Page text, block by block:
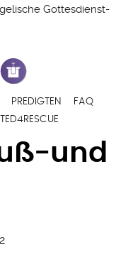
Gottesdienst-
PREDIGTEN
FAQ
und